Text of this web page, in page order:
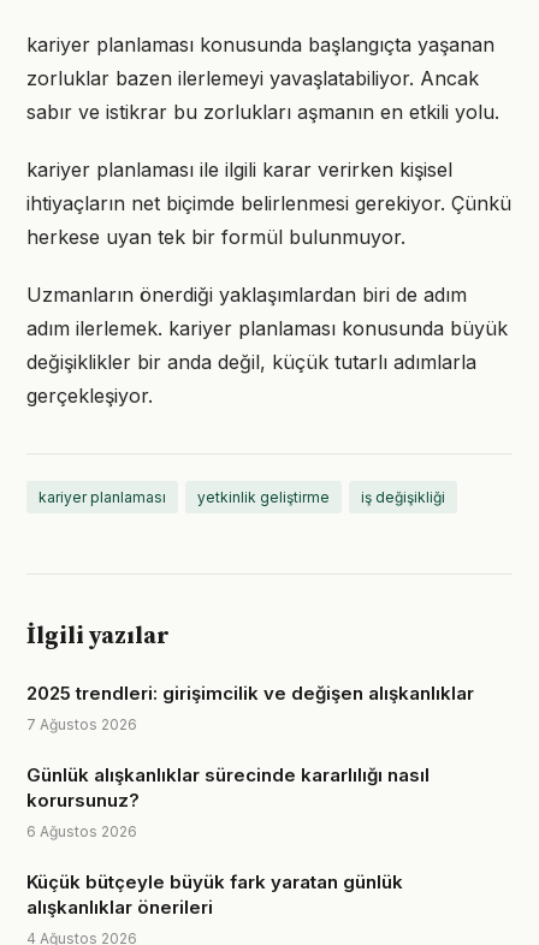
kariyer planlaması konusunda başlangıçta yaşanan
zorluklar bazen ilerlemeyi yavaşlatabiliyor. Ancak
sabır ve istikrar bu zorlukları aşmanın en etkili yolu.
kariyer planlaması ile ilgili karar verirken kişisel
ihtiyaçların net biçimde belirlenmesi gerekiyor. Çünkü
herkese uyan tek bir formül bulunmuyor.
Uzmanların önerdiği yaklaşımlardan biri de adım
adım ilerlemek. kariyer planlaması konusunda büyük
değişiklikler bir anda değil, küçük tutarlı adımlarla
gerçekleşiyor.
kariyer planlaması yetkinlik geliştirme iş değişikliği
İlgili yazılar
2025 trendleri: girişimcilik ve değişen alışkanlıklar
7 Ağustos 2026
Günlük alışkanlıklar sürecinde kararlılığı nasıl
korursunuz?
6 Ağustos 2026
Küçük bütçeyle büyük fark yaratan günlük
alışkanlıklar önerileri
4 Ağustos 2026